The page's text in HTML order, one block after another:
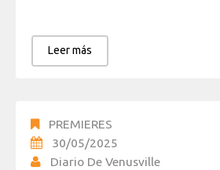
Leer más
PREMIERES
30/05/2025
Diario De Venusville